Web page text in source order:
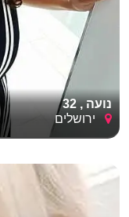
נועה , 32
ירושלים